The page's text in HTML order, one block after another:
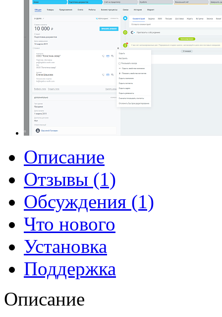
Описание
Отзывы (1)
Обсуждения (1)
Что нового
Установка
Поддержка
Описание